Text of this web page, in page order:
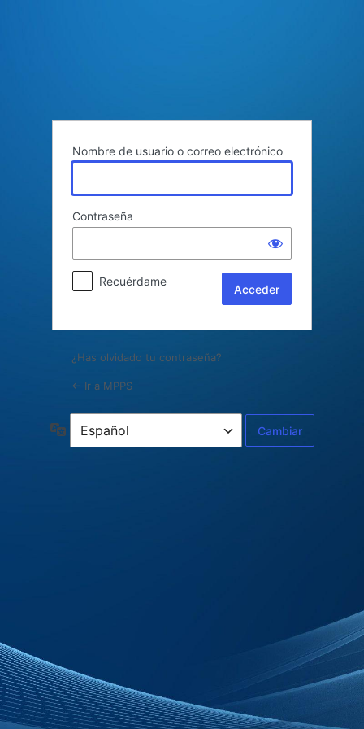
Nombre de usuario o correo electrónico
Contraseña
Recuérdame
¿Has olvidado tu contraseña?
← Ir a MPPS
Idioma